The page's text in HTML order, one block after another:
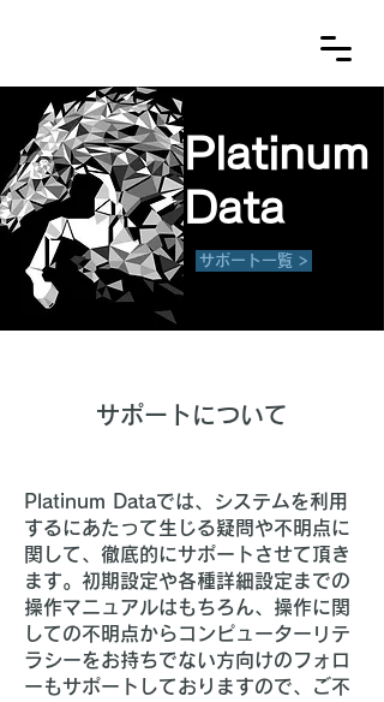
Platinum
Data
サポート一覧 >
サポートについて
Platinum Dataでは、システムを利用
するにあたって生じる疑問や不明点に
関して、徹底的にサポートさせて頂き
ます。初期設定や各種詳細設定までの
操作マニュアルはもちろん、操作に関
しての不明点からコンピューターリテ
ラシーをお持ちでない方向けのフォロ
ーもサポートしておりますので、ご不